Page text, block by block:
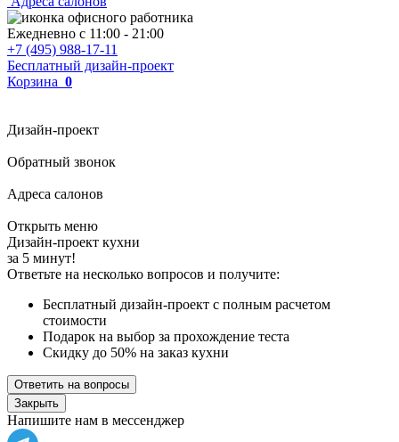
Ежедневно с 11:00 - 21:00
+7 (495) 988-17-11
Бесплатный дизайн-проект
Корзина 0
Дизайн-проект
Обратный звонок
Адреса салонов
Открыть меню
Дизайн-проект кухни
за 5 минут!
Ответьте на несколько вопросов и получите:
Бесплатный дизайн-проект с полным расчетом
стоимости
Подарок на выбор за прохождение теста
Скидку до 50% на заказ кухни
Ответить на вопросы
Закрыть
Напишите нам в мессенджер